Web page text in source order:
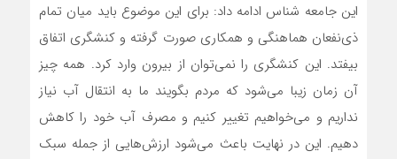
این جامعه شناس ادامه داد: برای این موضوع باید میان تمام
ذی‌نفعان هماهنگی و همکاری صورت گرفته و کنشگری اتفاق
بیفتد. این کنشگری را نمی‌توان از بیرون وارد کرد. همه چیز
آن زمان زیبا می‌شود که مردم بگویند ما به انتقال آب نیاز
نداریم و می‌خواهیم تغییر کنیم و مصرف آب خود را کاهش
دهیم. این در نهایت باعث می‌شود ارزش‌هایی از جمله سبک